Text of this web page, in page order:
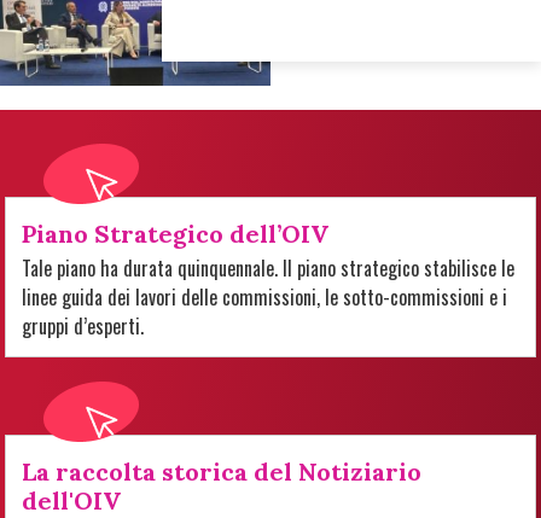
Piano Strategico dell’OIV
Tale piano ha durata quinquennale. Il piano strategico stabilisce le
linee guida dei lavori delle commissioni, le sotto-commissioni e i
gruppi d’esperti.
La raccolta storica del Notiziario
dell'OIV